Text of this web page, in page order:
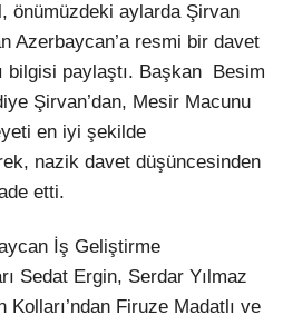
önümüzdeki aylarda Şirvan
Azerbaycan’a resmi bir davet
bilgisi paylaştı. Başkan Besim
Şirvan’dan, Mesir Macunu
en iyi şekilde
nazik davet düşüncesinden
etti.
İş Geliştirme
Sedat Ergin, Serdar Yılmaz
Firuze Madatlı ve